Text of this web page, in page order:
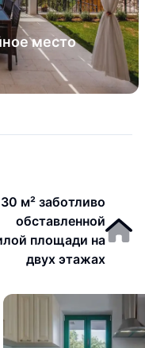
место
м² заботливо
обставленной
площади на
двух этажах